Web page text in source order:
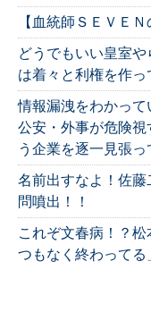
【血統師ＳＥＶＥ
どうでもいい皇室
は着々と利権を作っ
情報漏洩をわかって
公安・外事が危険
う企業を逐一見張っ
名前出すなよ！佐
問噴出！！
これぞ文春病！？
つもなく終わってる